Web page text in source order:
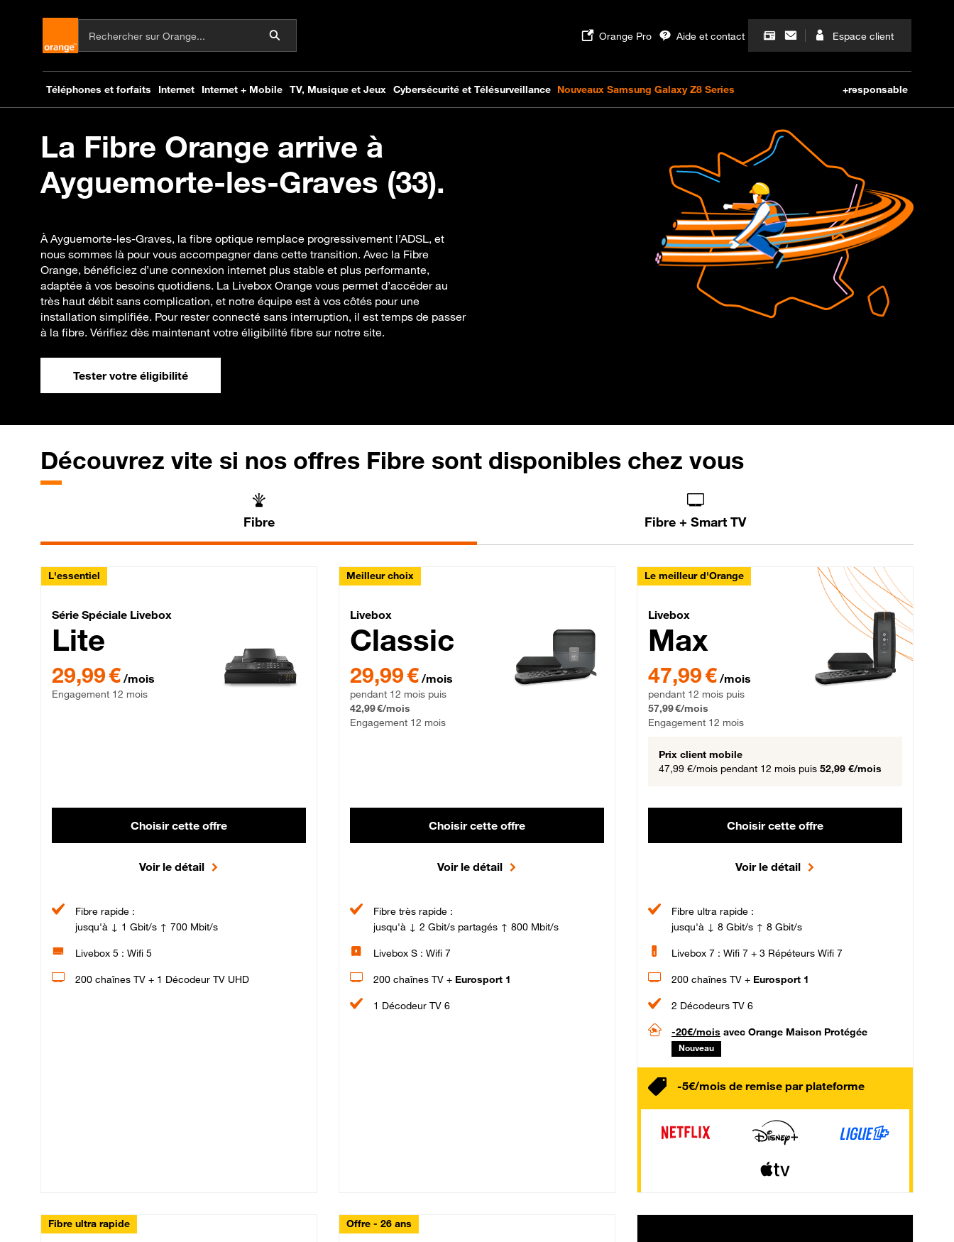
La Fibre Orange arrive à
Ayguemorte-les-Graves (33).
À Ayguemorte-les-Graves, la fibre optique remplace progressivement l’ADSL, et
nous sommes là pour vous accompagner dans cette transition. Avec la Fibre
Orange, bénéficiez d’une connexion internet plus stable et plus performante,
adaptée à vos besoins quotidiens. La Livebox Orange vous permet d’accéder au
très haut débit sans complication, et notre équipe est à vos côtés pour une
installation simplifiée. Pour rester connecté sans interruption, il est temps de passer
à la fibre. Vérifiez dès maintenant votre éligibilité fibre sur notre site.
Tester votre éligibilité
Découvrez vite si nos offres Fibre sont disponibles chez vous
Fibre Fibre + Smart TV
L'essentiel
Série Spéciale Livebox Lite Fibre
Série Spéciale Livebox
Lite
29,99 € par mois , Engagement 12 mois
29,99 € /mois
Engagement 12 mois
Choisir cette offre
Voir le détail
Fibre rapide :
jusqu'à ↓ 1 Gbit/s ↑ 700 Mbit/s
Livebox 5 : Wifi 5
200 chaînes TV + 1 Décodeur TV UHD
Meilleur choix
Livebox Classic Fibre
Livebox
Classic
29,99 € par mois pendant 12 mois puis 42,99 € par mois, Engagement 12 mois
29,99 € /mois
pendant 12 mois puis
42,99 €/mois
Engagement 12 mois
Choisir cette offre
Voir le détail
Fibre très rapide :
jusqu'à ↓ 2 Gbit/s partagés ↑ 800 Mbit/s
Livebox S : Wifi 7
200 chaînes TV + Eurosport 1
1 Décodeur TV 6
Le meilleur d'Orange
Livebox Max Fibre
Livebox
Max
47,99 € par mois pendant 12 mois puis 57,99 € par mois,
47,99 € /mois
pendant 12 mois puis
57,99 €/mois
Engagement 12 mois
Prix client mobile
47,99 €/mois pendant 12 mois puis 52,99 €/mois
Choisir cette offre
Voir le détail
Fibre ultra rapide :
jusqu'à ↓ 8 Gbit/s ↑ 8 Gbit/s
Livebox 7 : Wifi 7 + 3 Répéteurs Wifi 7
200 chaînes TV + Eurosport 1
2 Décodeurs TV 6
-20€/mois avec Orange Maison Protégée
Nouveau
-5€/mois de remise par plateforme
Fibre ultra rapide Offre - 26 ans